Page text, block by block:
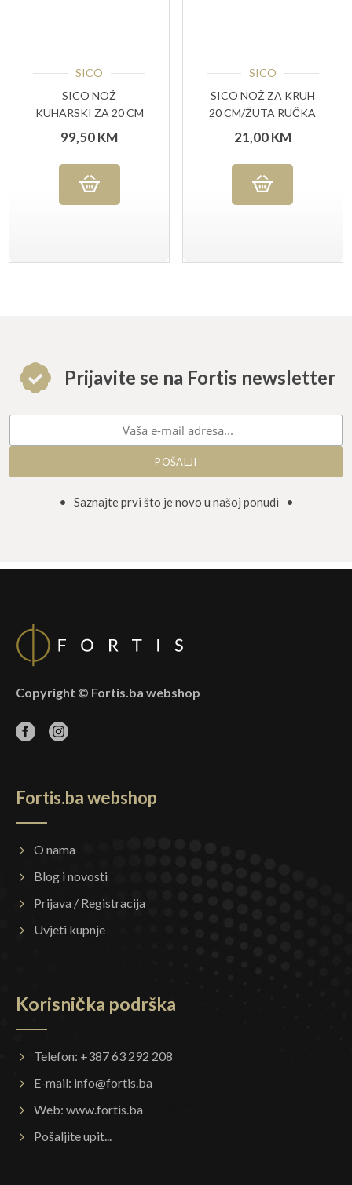
SICO
SICO NOŽ
KUHARSKI ZA 20 CM
ELEVATING CUT
99,50KM
SICO
SICO NOŽ ZA KRUH
20 CM/ŽUTA RUČKA
21,00KM
Prijavite se na Fortis newsletter
• Saznajte prvi što je novo u našoj ponudi •
Copyright © Fortis.ba webshop
Fortis.ba webshop
O nama
Blog i novosti
Prijava / Registracija
Uvjeti kupnje
Korisnička podrška
Telefon: +387 63 292 208
E-mail: info@fortis.ba
Web: www.fortis.ba
Pošaljite upit...